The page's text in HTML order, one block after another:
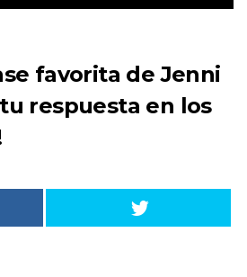
favorita de Jenni
respuesta en los